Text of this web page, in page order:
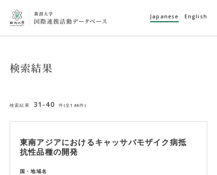
Japanese English
検索結果
検索結果 31-40 件(全146件)
東南アジアにおけるキャッサバモザイク病抵
抗性品種の開発
国・地域名